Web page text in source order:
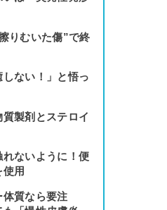
りむいた傷”で終
ない！」と悟っ
製剤とステロイ
ないように！便
用
体質なら要注